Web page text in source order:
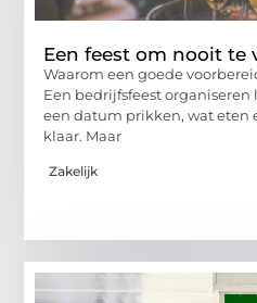
Een feest om nooit te
Waarom een goede
Een bedrijfsfeest
een datum prikken, wat eten
klaar. Maar
Zakelijk